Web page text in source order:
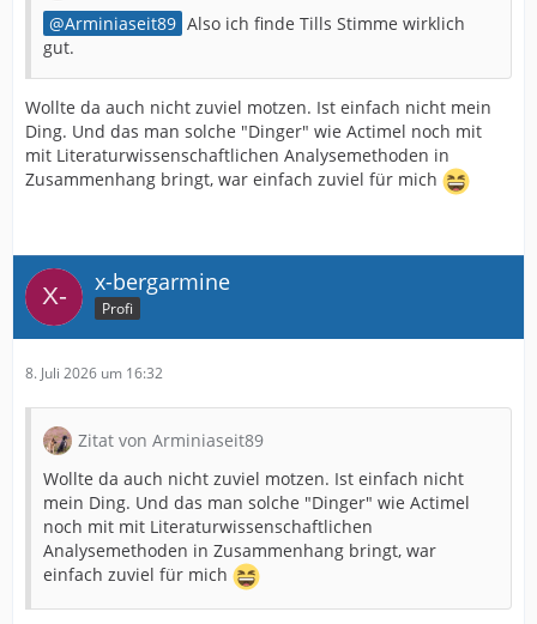
Arminiaseit89 Also ich finde Tills Stimme wirklich
gut.
Wollte da auch nicht zuviel motzen. Ist einfach nicht mein
Ding. Und das man solche "Dinger" wie Actimel noch mit
mit Literaturwissenschaftlichen Analysemethoden in
Zusammenhang bringt, war einfach zuviel für mich
x-bergarmine
Profi
8. Juli 2026 um 16:32
Zitat von Arminiaseit89
Wollte da auch nicht zuviel motzen. Ist einfach nicht
mein Ding. Und das man solche "Dinger" wie Actimel
noch mit mit Literaturwissenschaftlichen
Analysemethoden in Zusammenhang bringt, war
einfach zuviel für mich